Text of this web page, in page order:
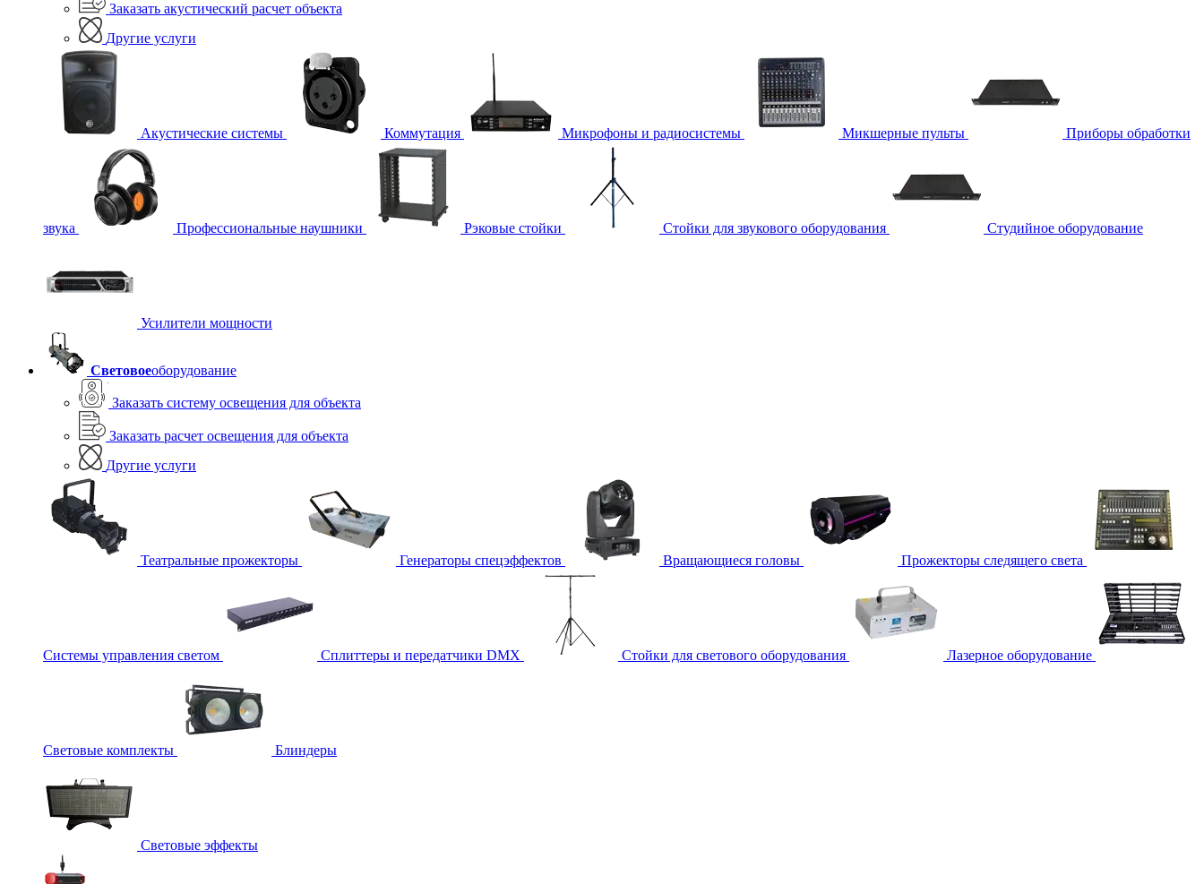
Заказать акустический расчет объекта
Другие услуги
Акустические системы Коммутация Микрофоны и радиосистемы Микшерные пульты Приборы обработки
звука Профессиональные наушники Рэковые стойки Стойки для звукового оборудования Студийное оборудование
Усилители мощности
Световоеоборудование
Заказать систему освещения для объекта
Заказать расчет освещения для объекта
Другие услуги
Театральные прожекторы Генераторы спецэффектов Вращающиеся головы Прожекторы следящего света
Системы управления светом Сплиттеры и передатчики DMX Стойки для светового оборудования Лазерное оборудование
Световые комплекты Блиндеры
Световые эффекты